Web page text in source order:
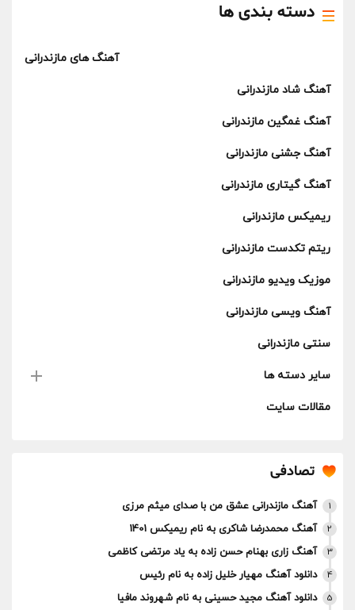
دسته بندی ها
آهنگ های مازندرانی
آهنگ شاد مازندرانی
آهنگ غمگین مازندرانی
آهنگ جشنی مازندرانی
آهنگ گیتاری مازندرانی
ریمیکس مازندرانی
ریتم تکدست مازندرانی
موزیک ویدیو مازندرانی
آهنگ ویسی مازندرانی
سنتی مازندرانی
سایر دسته ها
مقالات سایت
تصادفی
1 آهنگ مازندرانی عشق من با صدای میثم مرزی
2 آهنگ محمدرضا شاکری به نام ریمیکس 1401
3 آهنگ زاری بهنام حسن زاده به یاد مرتضی کاظمی
4 دانلود آهنگ مهیار خلیل زاده به نام رئیس
5 دانلود آهنگ مجید حسینی به نام شهروند مافیا